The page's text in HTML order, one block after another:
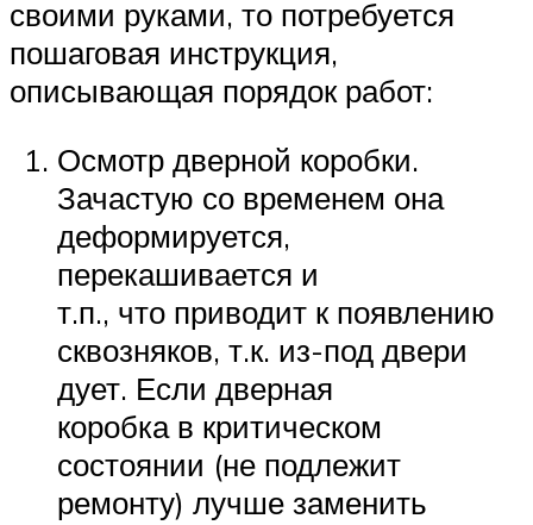
своими руками, то потребуется
пошаговая инструкция,
описывающая порядок работ:
Осмотр дверной коробки.
Зачастую со временем она
деформируется,
перекашивается и
т.п., что приводит к появлению
сквозняков, т.к. из-под двери
дует. Если дверная
коробка в критическом
состоянии (не подлежит
ремонту) лучше заменить